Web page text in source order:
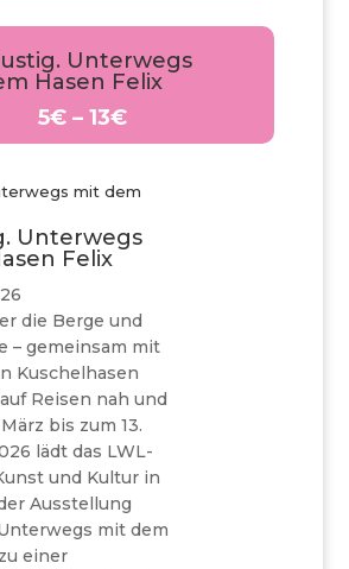
Unterwegs
Hasen Felix
5€ – 13€
mit dem
Unterwegs
Felix
die Berge und
– gemeinsam mit
Kuschelhasen
Reisen nah und
bis zum 13.
lädt das LWL-
und Kultur in
Ausstellung
mit dem
einer